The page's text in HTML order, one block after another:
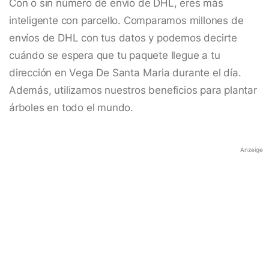
Con o sin número de envío de DHL, eres más
inteligente con parcello. Comparamos millones de
envíos de DHL con tus datos y podemos decirte
cuándo se espera que tu paquete llegue a tu
dirección en Vega De Santa Maria durante el día.
Además, utilizamos nuestros beneficios para plantar
árboles en todo el mundo.
Anzeige